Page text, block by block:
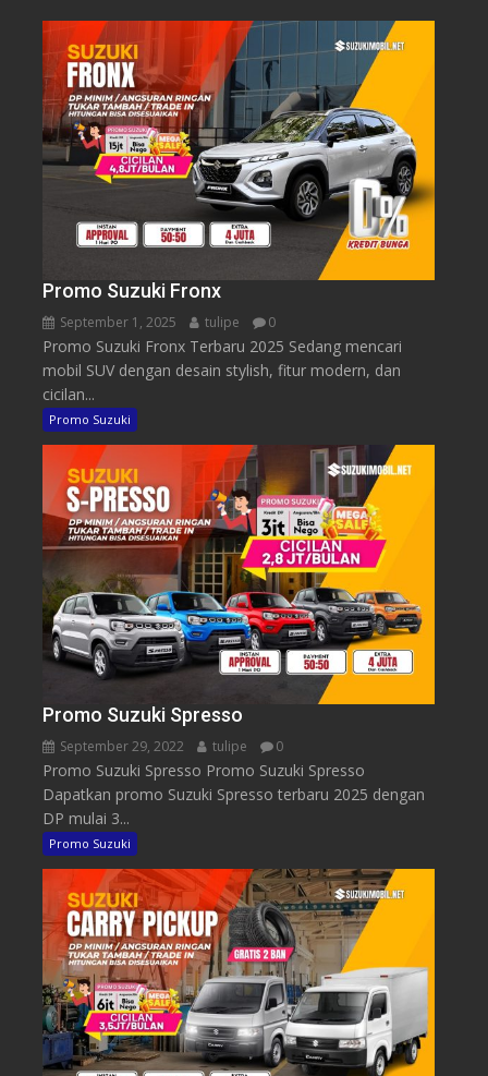
Promo Suzuki Fronx
September 1, 2025 tulipe 0
Promo Suzuki Fronx Terbaru 2025 Sedang mencari
mobil SUV dengan desain stylish, fitur modern, dan
cicilan...
Promo Suzuki
Promo Suzuki Spresso
September 29, 2022 tulipe 0
Promo Suzuki Spresso Promo Suzuki Spresso
Dapatkan promo Suzuki Spresso terbaru 2025 dengan
DP mulai 3...
Promo Suzuki